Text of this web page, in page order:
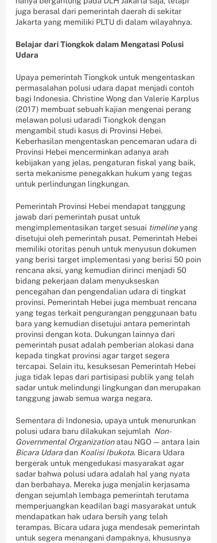
juga berasal dari pemerintah daerah di sekitar
Jakarta yang memiliki PLTU di dalam wilayahnya.
Belajar dari Tiongkok dalam Mengatasi Polusi
Udara
Upaya pemerintah Tiongkok untuk mengentaskan
permasalahan polusi udara dapat menjadi contoh
bagi Indonesia. Christine Wong dan Valerie Karplus
(2017) membuat sebuah kajian mengenai perang
melawan polusi udaradi Tiongkok dengan
mengambil studi kasus di Provinsi Hebei.
Keberhasilan mengentaskan pencemaran udara di
Provinsi Hebei mencerminkan adanya arah
kebijakan yang jelas, pengaturan fiskal yang baik,
serta mekanisme penegakkan hukum yang tegas
untuk perlindungan lingkungan.
Pemerintah Provinsi Hebei mendapat tanggung
jawab dari pemerintah pusat untuk
mengimplementasikan target sesuai timelineyang
disetujui oleh pemerintah pusat. Pemerintah Hebei
memiliki otoritas penuh untuk menyusun dokumen
yang berisi target implementasi yang berisi 50 poin
rencana aksi, yang kemudian dirinci menjadi 50
bidang pekerjaan dalam menyukseskan
pencegahan dan pengendalian udara di tingkat
provinsi. Pemerintah Hebei juga membuat rencana
yang tegas terkait pengurangan penggunaan batu
bara yang kemudian disetujui antara pemerintah
provinsi dengan kota. Dukungan lainnya dari
pemerintah pusat adalah pemberian alokasi dana
kepada tingkat provinsi agar target segera
tercapai. Selain itu, kesuksesan Pemerintah Hebei
juga tidak lepas dari partisipasi publik yang telah
sadar untuk melindungi lingkungan dan merupakan
tanggung jawab semua warga negara.
Sementara di Indonesia, upaya untuk menurunkan
polusi udara baru dilakukan sejumlah Non-
Governmental Organizationatau NGO — antara lain
Bicara Udaradan Koalisi Ibukota. Bicara Udara
bergerak untuk mengedukasi masyarakat agar
sadar bahwa polusi udara adalah hal yang nyata
dan berbahaya. Mereka juga menjalin kerjasama
dengan sejumlah lembaga pemerintah terutama
memperjuangkan keadilan bagi masyarakat untuk
mendapatkan hak udara bersih yang telah
terampas. Bicara udara juga mendesak pemerintah
untuk segera menangani dampaknya, khususnya